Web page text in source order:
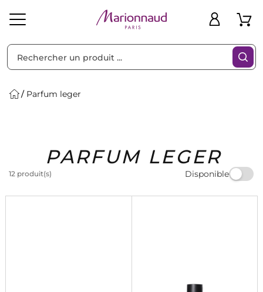
Solaire Homme Marques Idées
Cadeaux
Bons
Plans
Parfum leger
PARFUM LEGER
12 produit(s) Disponible
Filtres